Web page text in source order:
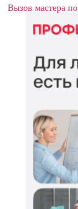
Вызов мастера